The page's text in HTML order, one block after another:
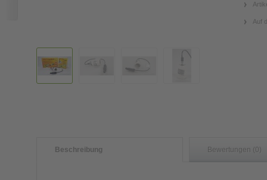
Auf
Beschreibung Bewertungen (0)